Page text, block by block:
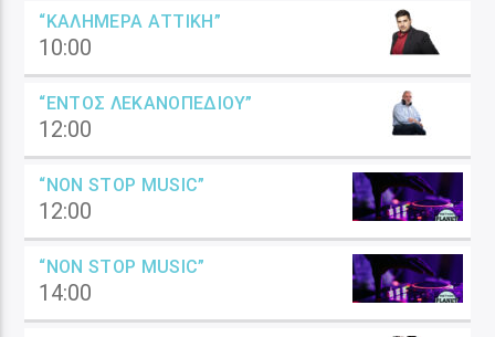
“ΚΑΛΗΜΈΡΑ ΑΤΤΙΚΉ”
10:00
“ΕΝΤΌΣ ΛΕΚΑΝΟΠΕΔΊΟΥ”
12:00
“NON STOP MUSIC”
12:00
“NON STOP MUSIC”
14:00